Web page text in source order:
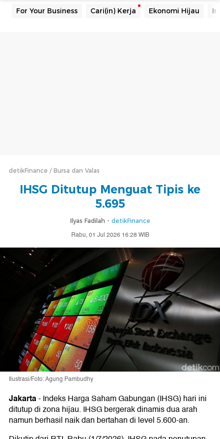
For Your Business Cari(in) Kerja Ekonomi Hijau
detikFinance Bursa dan Valas
IHSG Ditutup Menguat Tipis ke
5.695
Ilyas Fadilah - detikFinance
Rabu, 01 Jul 2026 16:28 WIB
Ilustrasi/Foto: Agung Pambudhy
Jakarta-Indeks Harga Saham Gabungan (IHSG) hari ini
ditutup di zona hijau. IHSG bergerak dinamis dua arah
namun berhasil naik dan bertahan di level 5.600-an.